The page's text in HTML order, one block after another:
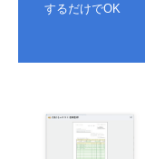
するだけでOK